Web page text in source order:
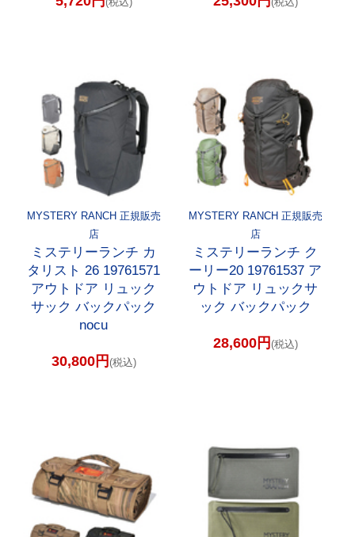
MYSTERY RANCH 正規販売
店
ミステリーランチ カ
タリスト 26 19761571
アウトドア リュック
サック バックパック
nocu
30,800円 (税込)
MYSTERY RANCH 正規販売
店
ミステリーランチ ク
ーリー20 19761537 ア
ウトドア リュックサ
ック バックパック
28,600円 (税込)